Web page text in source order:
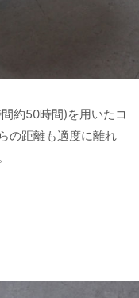
約50時間)を用いたコ
の距離も適度に離れ